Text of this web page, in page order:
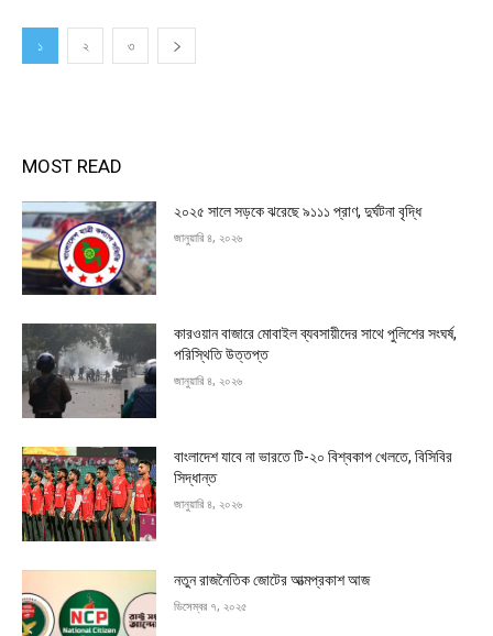
১ ২ ৩
MOST READ
২০২৫ সালে সড়কে ঝরেছে ৯১১১ প্রাণ, দুর্ঘটনা বৃদ্ধি
জানুয়ারি ৪, ২০২৬
কারওয়ান বাজারে মোবাইল ব্যবসায়ীদের সাথে পুলিশের সংঘর্ষ,
পরিস্থিতি উত্তপ্ত
জানুয়ারি ৪, ২০২৬
বাংলাদেশ যাবে না ভারতে টি-২০ বিশ্বকাপ খেলতে, বিসিবির
সিদ্ধান্ত
জানুয়ারি ৪, ২০২৬
নতুন রাজনৈতিক জোটের আত্মপ্রকাশ আজ
ডিসেম্বর ৭, ২০২৫